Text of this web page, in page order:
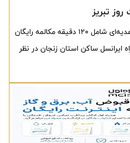
تبریز
اولین و بزرگترین اپراتور دیجیتال ایران، هدیه‌ای شامل ۱۲۰ دقیقه مکالمه رایگان
ایرانسل ساکن استان زنجان در نظر